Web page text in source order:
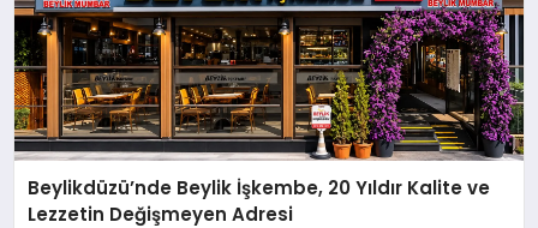
Beylikdüzü’nde Beylik İşkembe, 20 Yıldır Kalite ve
Lezzetin Değişmeyen Adresi